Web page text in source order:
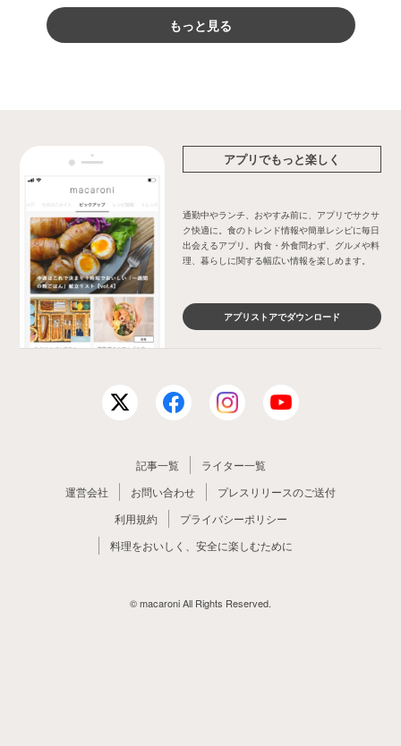
もっと見る
アプリでもっと楽しく
通勤中やランチ、おやすみ前に、アプリでサクサ
ク快適に。食のトレンド情報や簡単レシピに毎日
出会えるアプリ。内食・外食問わず、グルメや料
理、暮らしに関する幅広い情報を楽しめます。
アプリストアでダウンロード
記事一覧
ライター一覧
運営会社
お問い合わせ
プレスリリースのご送付
利用規約
プライバシーポリシー
料理をおいしく、安全に楽しむために
© macaroni All Rights Reserved.